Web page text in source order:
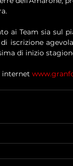
ai Team sia sul
iscrizione
di inizio
internet